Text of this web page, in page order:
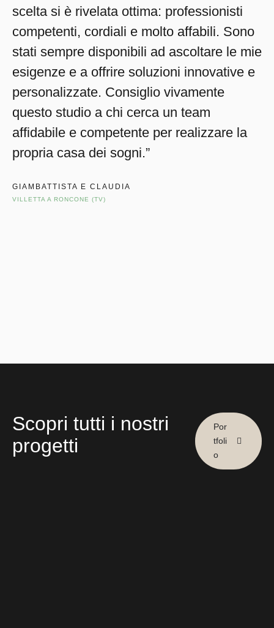
scelta si è rivelata ottima: professionisti
competenti, cordiali e molto affabili. Sono
stati sempre disponibili ad ascoltare le mie
esigenze e a offrire soluzioni innovative e
personalizzate. Consiglio vivamente
questo studio a chi cerca un team
affidabile e competente per realizzare la
propria casa dei sogni.”
GIAMBATTISTA E CLAUDIA
VILLETTA A RONCONE (TV)
Scopri tutti i nostri
progetti
Por
tfoli
o